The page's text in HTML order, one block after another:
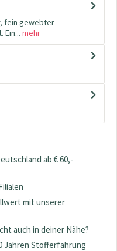
fein gewebter
Ein... mehr
ab € 60,-
mit unserer
auch in deiner Nähe?
Jahren Stofferfahrung